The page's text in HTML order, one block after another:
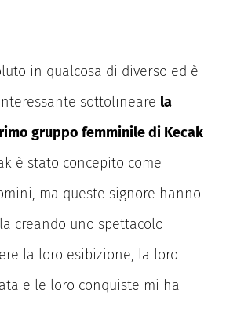
in qualcosa di diverso ed è
sottolineare la
gruppo femminile di Kecak
è stato concepito come
ma queste signore hanno
creando uno spettacolo
la loro esibizione, la loro
e le loro conquiste mi ha